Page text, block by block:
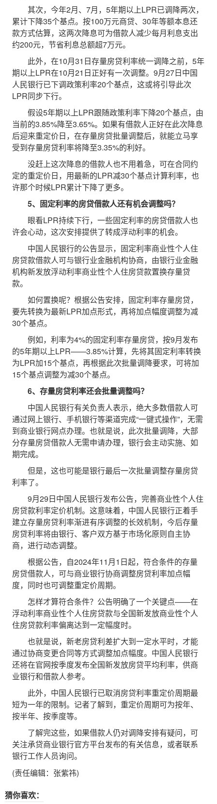
其次，今年2月、7月，5年期以上LPR已调降两次，
累计下降35个基点。按100万元商贷、30年等额本息还
款方式估算，这两次降息可为借款人减少每月利息支出
约200元，节省利息总额超7万元。
此外，在10月31日存量房贷利率统一调降之前，5年
期以上LPR在10月21日正好有一次调整。9月27日中国
人民银行已下调政策利率20个基点，这或将引导此次
LPR同步下行。
假设5年期以上LPR跟随政策利率下降20个基点，由
当前的3.85%降至3.65%。如果有借款人正好在此次降息
后迎来重定价日，在存量房贷批量调整后，就能立马享
受到存量房贷利率将降至3.35%的利好。
没赶上这次降息的借款人也不用着急，可在合同约
定的重定价日，用最新的LPR减30个基点计算利率，也
许那个时候LPR累计下降了更多。
5、固定利率的房贷借款人还有机会调整吗？
眼看LPR持续下行，一些固定利率的房贷借款人也
许会心动，这次安排提供了转成浮动利率的机会。
中国人民银行的公告显示，固定利率商业性个人住
房贷款借款人可与银行业金融机构协商，由银行业金融
机构新发放浮动利率商业性个人住房贷款置换存量贷
款。
如何置换呢？根据公告安排，固定利率存量房贷，
要先转换为最新LPR加点形式，再将加点幅度调整为减
30个基点。
例如，利率为4%的固定利率存量房贷，按9月发布
的5年期以上LPR——3.85%计算，先将其固定利率转换
为LPR加15个基点，再根据此次批量调降要求，可将加
15个基点调整为减30个基点。
6、存量房贷利率还会批量调整吗？
中国人民银行有关负责人表示，绝大多数借款人可
通过网上银行、手机银行等渠道完成“一键式操作”，无需
到商业银行网点办理。也就是说，此次批量调降，大部
分存量房贷借款人无需申请办理，银行会主动实施、如
期完成。
但是，这也可能是银行最后一次批量调整存量房贷
利率了。
9月29日中国人民银行发布公告，完善商业性个人住
房贷款利率定价机制。这意味着，中国人民银行正着手
建立存量房贷利率渐进有序调整的长效机制，今后存量
房贷利率将由银行、客户双方基于市场化原则自主协
商，进行动态调整。
根据公告，自2024年11月1日起，符合条件的存量
房贷借款人，可与商业银行协商调整房贷利率加点幅
度，同时也可调整重定价周期。
怎样才算符合条件？公告明确了一个关键点——在
浮动利率商业性个人住房贷款与全国新发放商业性个人
住房贷款利率偏离达到一定幅度时。
也就是说，新老房贷利差扩大到一定水平时，才能
通过协商变更合同等方式调整加点幅度。中国人民银行
还将在官网按季度发布全国新发放房贷平均利率，供商
业银行和借款人参考。
此外，中国人民银行已取消房贷利率重定价周期最
短为一年的限制。记者了解到，重定价周期可为按年、
按半年、按季度等。
了解完这些，如果借款人仍对调降安排有疑问，可
关注承贷商业银行官方平台发布的有关信息，或者联系
银行工作人员询问。
(责任编辑：张紫祎)
猜你喜欢：